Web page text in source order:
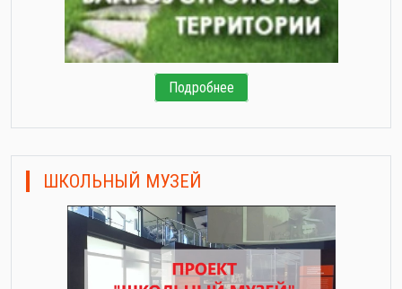
Подробнее
ШКОЛЬНЫЙ МУЗЕЙ